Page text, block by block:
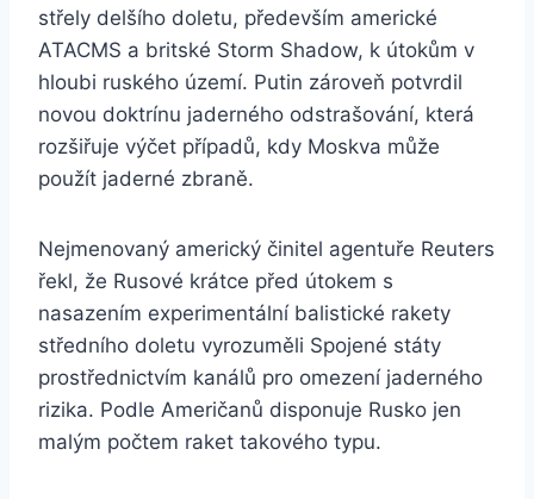
střely delšího doletu, především americké
ATACMS a britské Storm Shadow, k útokům v
hloubi ruského území. Putin zároveň potvrdil
novou doktrínu jaderného odstrašování, která
rozšiřuje výčet případů, kdy Moskva může
použít jaderné zbraně.
Nejmenovaný americký činitel agentuře Reuters
řekl, že Rusové krátce před útokem s
nasazením experimentální balistické rakety
středního doletu vyrozuměli Spojené státy
prostřednictvím kanálů pro omezení jaderného
rizika. Podle Američanů disponuje Rusko jen
malým počtem raket takového typu.